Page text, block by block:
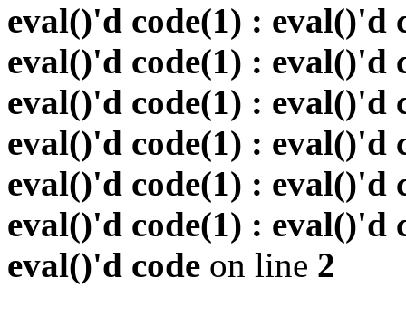
eval()'d code(1) : eval()'d
eval()'d code(1) : eval()'d
eval()'d code(1) : eval()'d
eval()'d code(1) : eval()'d
eval()'d code(1) : eval()'d
eval()'d code(1) : eval()'d
eval()'d code on line 2